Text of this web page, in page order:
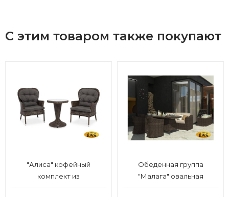
С этим товаром также покупают
"Алиса" кофейный
комплект из
Обеденная группа
"Малага" овальная